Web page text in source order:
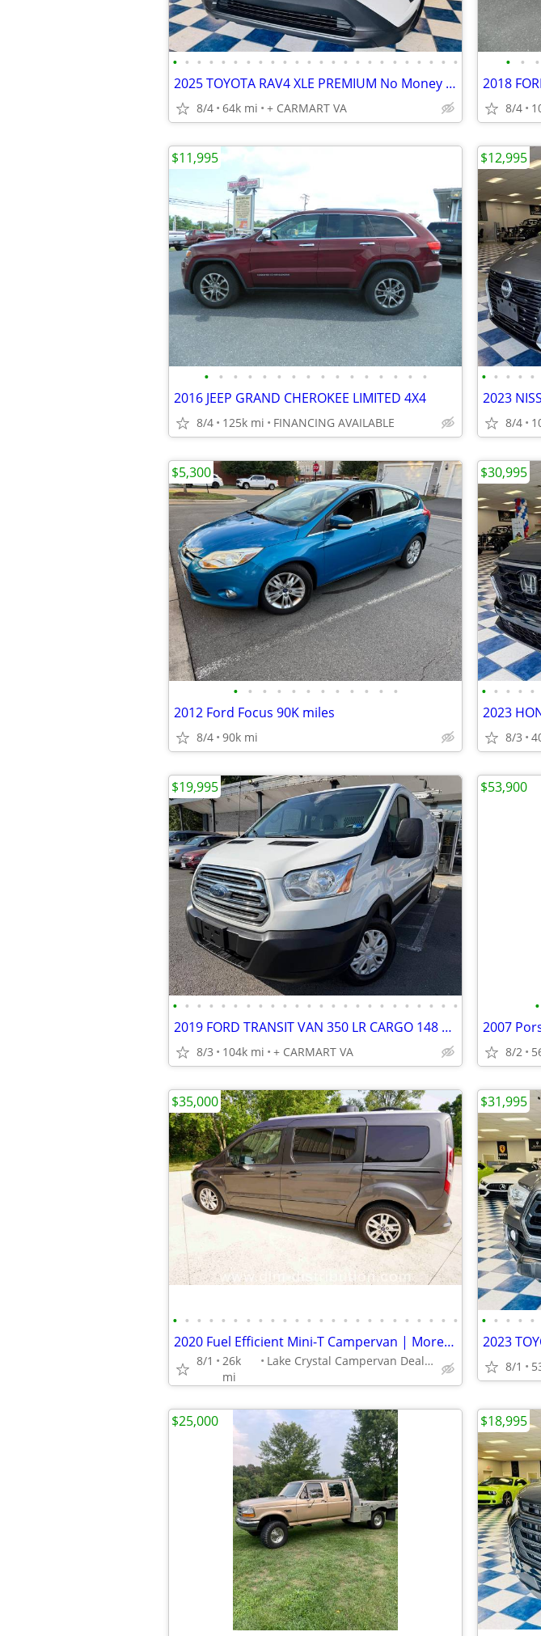
• • • • • • • • • • • • • • • • • • • • • • • •
2025 TOYOTA RAV4 XLE PREMIUM No Money Down! Just Pay Taxes Tags!
8/4 64k mi + CARMART VA
• • •
2018
8/4
• • • • • • • • • • • • • • • •
2016 JEEP GRAND CHEROKEE LIMITED 4X4
8/4 125k mi FINANCING AVAILABLE
$11,995
• • • • •
8/4
$12,995
• • • • • • • • • • • •
2012 Ford Focus 90K miles
8/4 90k mi
$5,300
• • • • •
8/3
$30,995
• • • • • • • • • • • • • • • • • • • • • • • •
2019 FORD TRANSIT VAN 350 LR CARGO 148 WHEELBASE 3.7L TIVCT V6 ENGINE INTERIOR 6
8/3 104k mi + CARMART VA
$19,995
•
2007
8/2
$53,900
• • • • • • • • • • • • • • • • • • • • • • • •
2020 Fuel Efficient Mini-T Campervan | More Adventures, Less Cost
8/1
26k
mi
Lake Crystal Campervan Dealer
$35,000
• • • • •
8/1
$31,995
$25,000 $18,995